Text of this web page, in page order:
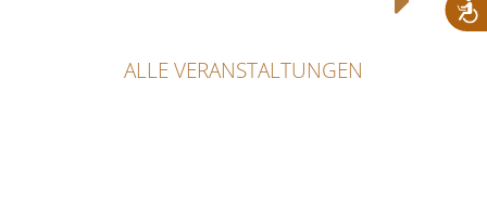
ALLE VERANSTALTUNGEN